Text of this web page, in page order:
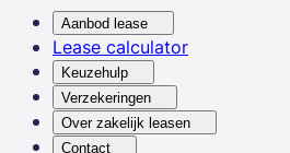
Aanbod lease
Lease calculator
Keuzehulp
Verzekeringen
Over zakelijk leasen
Contact